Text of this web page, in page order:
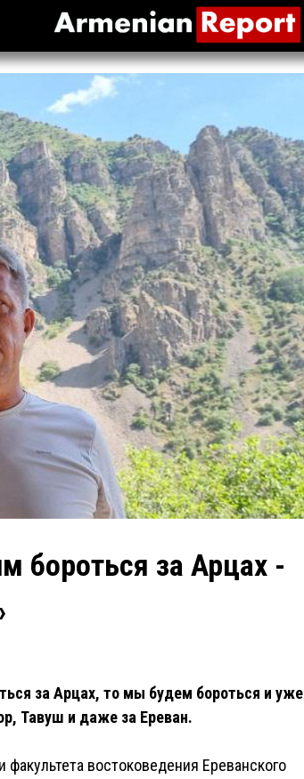
бороться за Арцах -
за Арцах, то мы будем бороться и уже
Тавуш и даже за Ереван.
востоковедения Ереванского